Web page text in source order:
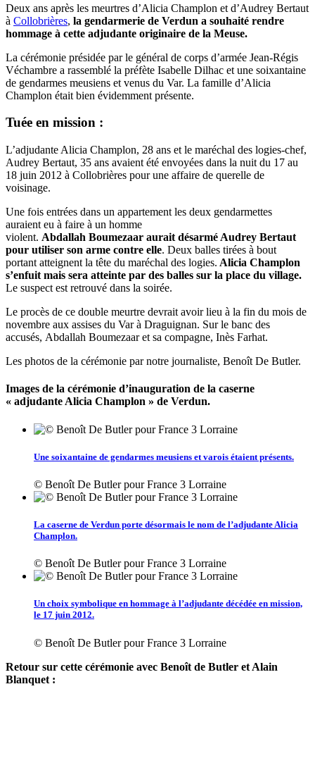
Deux ans après les meurtres d’Alicia Champlon et d’Audrey Bertaut
à Collobrières, la gendarmerie de Verdun a souhaité rendre
hommage à cette adjudante originaire de la Meuse.
La cérémonie présidée par le général de corps d’armée Jean-Régis
Véchambre a rassemblé la préfète Isabelle Dilhac et une soixantaine
de gendarmes meusiens et venus du Var. La famille d’Alicia
Champlon était bien évidemment présente.
Tuée en mission :
L’adjudante Alicia Champlon, 28 ans et le maréchal des logies-chef,
Audrey Bertaut, 35 ans avaient été envoyées dans la nuit du 17 au
18 juin 2012 à Collobrières pour une affaire de querelle de
voisinage.
Une fois entrées dans un appartement les deux gendarmettes
auraient eu à faire à un homme
violent. Abdallah Boumezaar aurait désarmé Audrey Bertaut
pour utiliser son arme contre elle. Deux balles tirées à bout
portant atteignent la tête du maréchal des logies. Alicia Champlon
s’enfuit mais sera atteinte par des balles sur la place du village.
Le suspect est retrouvé dans la soirée.
Le procès de ce double meurtre devrait avoir lieu à la fin du mois de
novembre aux assises du Var à Draguignan. Sur le banc des
accusés, Abdallah Boumezaar et sa compagne, Inès Farhat.
Les photos de la cérémonie par notre journaliste, Benoît De Butler.
Images de la cérémonie d’inauguration de la caserne
« adjudante Alicia Champlon » de Verdun.
Une soixantaine de gendarmes meusiens et varois étaient présents.
© Benoît De Butler pour France 3 Lorraine
La caserne de Verdun porte désormais le nom de l’adjudante Alicia
Champlon.
© Benoît De Butler pour France 3 Lorraine
Un choix symbolique en hommage à l’adjudante décédée en mission,
le 17 juin 2012.
© Benoît De Butler pour France 3 Lorraine
Retour sur cette cérémonie avec Benoît de Butler et Alain
Blanquet :